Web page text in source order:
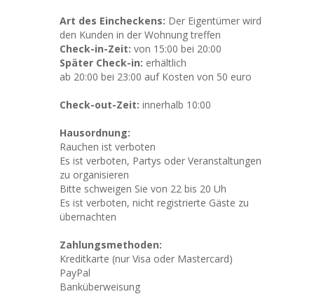
Art des Eincheckens: Der Eigentümer wird
den Kunden in der Wohnung treffen
Check-in-Zeit: von 15:00 bei 20:00
Später Check-in: erhältlich
ab 20:00 bei 23:00 auf Kosten von 50 euro
Check-out-Zeit: innerhalb 10:00
Hausordnung:
Rauchen ist verboten
Es ist verboten, Partys oder Veranstaltungen
zu organisieren
Bitte schweigen Sie von 22 bis 20 Uh
Es ist verboten, nicht registrierte Gäste zu
übernachten
Zahlungsmethoden:
Kreditkarte (nur Visa oder Mastercard)
PayPal
Banküberweisung